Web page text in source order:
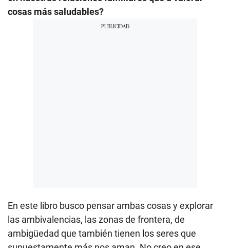
cosas más saludables?
En este libro busco pensar ambas cosas y explorar
las ambivalencias, las zonas de frontera, de
ambigüedad que también tienen los seres que